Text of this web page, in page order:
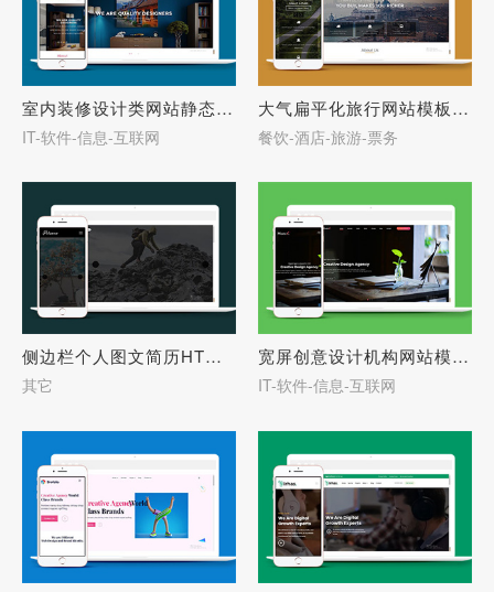
室内装修设计类网站静态模板-27640
IT-软件-信息-互联网
大气扁平化旅行网站模板下载-27639
餐饮-酒店-旅游-票务
侧边栏个人图文简历HTML模板-27633
其它
宽屏创意设计机构网站模板下载-27632
IT-软件-信息-互联网